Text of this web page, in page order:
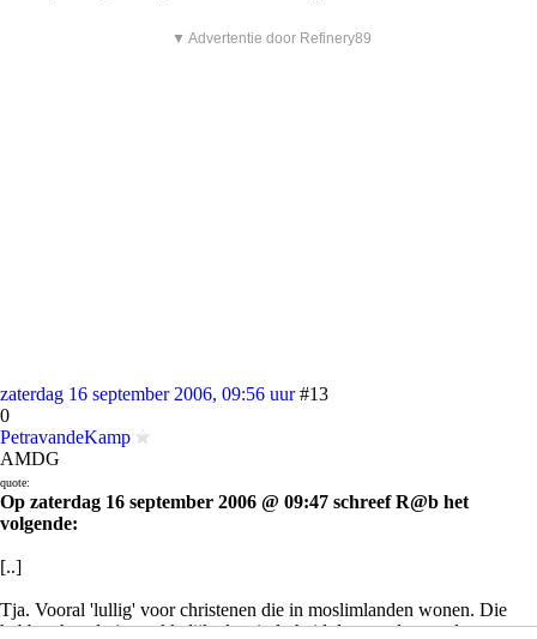
▼ Advertentie door Refinery89
zaterdag 16 september 2006, 09:56 uur #13
0
PetravandeKamp
AMDG
quote:
Op zaterdag 16 september 2006 @ 09:47 schreef R@b het
volgende:
[..]
Tja. Vooral 'lullig' voor christenen die in moslimlanden wonen. Die
hebben het al niet makkelijk als minderheid daar en dat wordt er met